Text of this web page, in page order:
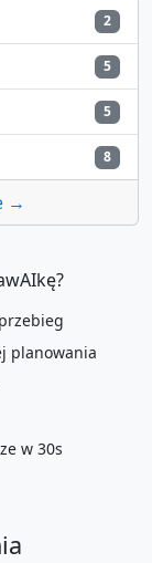
2
5
5
8
→
planowania
w 30s